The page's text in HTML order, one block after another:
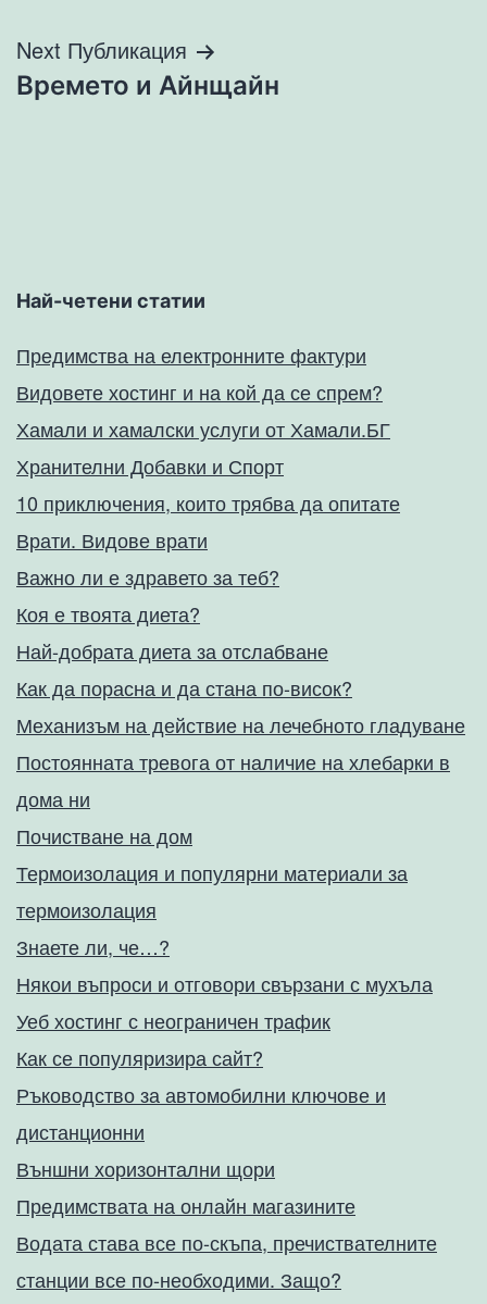
Next Публикация
Времето и Айнщайн
Най-четени статии
Предимства на електронните фактури
Видовете хостинг и на кой да се спрем?
Хамали и хамалски услуги от Хамали.БГ
Хранителни Добавки и Спорт
10 приключения, които трябва да опитате
Врати. Видове врати
Важно ли е здравето за теб?
Коя е твоята диета?
Най-добрата диета за отслабване
Как да порасна и да стана по-висок?
Механизъм на действие на лечебното гладуване
Постоянната тревога от наличие на хлебарки в
дома ни
Почистване на дом
Термоизолация и популярни материали за
термоизолация
Знаете ли, че…?
Някои въпроси и отговори свързани с мухъла
Уеб хостинг с неограничен трафик
Как се популяризира сайт?
Ръководство за автомобилни ключове и
дистанционни
Външни хоризонтални щори
Предимствата на онлайн магазините
Водата става все по-скъпа, пречиствателните
станции все по-необходими. Защо?